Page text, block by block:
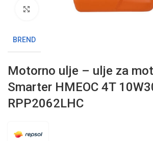
Klikni da uvećaš sliku
BREND
Motorno ulje – ulje za
Smarter HMEOC 4T
RPP2062LHC